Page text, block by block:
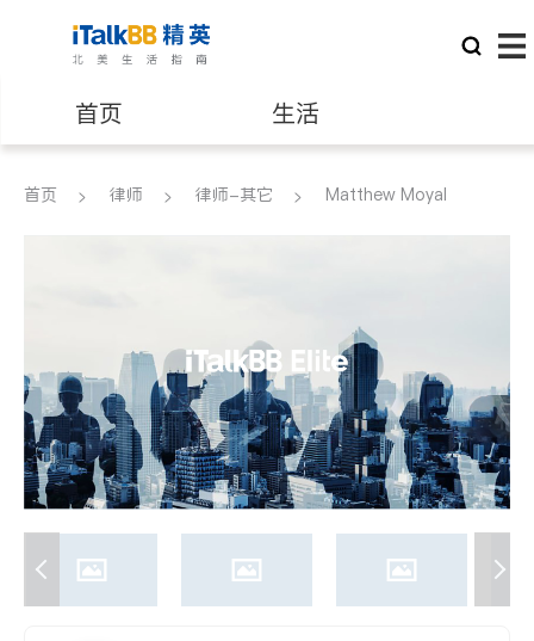
首页 生活
医生 律师
会计师
建筑装修
首页 律师 律师-其它 Matthew Moyal